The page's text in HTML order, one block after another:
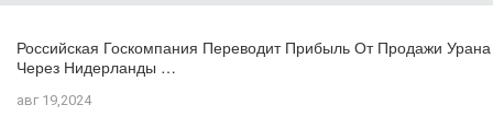
Российская Госкомпания Переводит Прибыль От Продажи Урана
Через Нидерланды …
авг 19,2024